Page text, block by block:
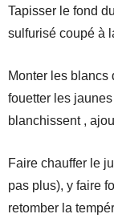
Tapisser le fond
sulfurisé coupé à
Monter les blancs
fouetter les
blanchissent ,
Faire chauffer le
pas plus), y faire
retomber la